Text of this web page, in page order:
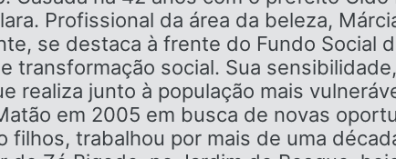
Profissional da área da beleza,
se destaca à frente do Fundo Social
transformação social. Sua
realiza junto à população mais
em 2005 em busca de novas
filhos, trabalhou por mais de uma